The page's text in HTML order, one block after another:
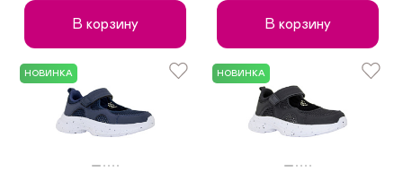
В корзину В корзину
НОВИНКА НОВИНКА